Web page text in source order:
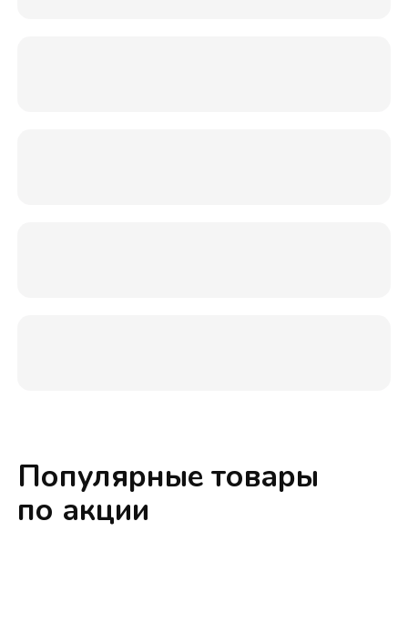
Популярные товары
по акции